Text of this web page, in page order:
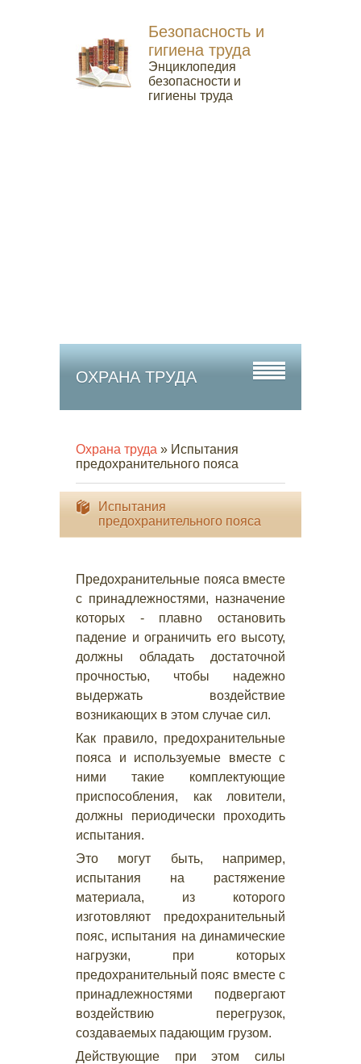
Безопасность и
гигиена труда
Энциклопедия
безопасности и
гигиены труда
ОХРАНА ТРУДА
Охрана труда » Испытания
предохранительного пояса
Испытания
предохранительного пояса
Предохранительные пояса вместе
с принадлежностями, назначение
которых - плавно остановить
падение и ограничить его высоту,
должны обладать достаточной
прочностью, чтобы надежно
выдержать воздействие
возникающих в этом случае сил.
Как правило, предохранительные
пояса и используемые вместе с
ними такие комплектующие
приспособления, как ловители,
должны периодически проходить
испытания.
Это могут быть, например,
испытания на растяжение
материала, из которого
изготовляют предохранительный
пояс, испытания на динамические
нагрузки, при которых
предохранительный пояс вместе с
принадлежностями подвергают
воздействию перегрузок,
создаваемых падающим грузом.
Действующие при этом силы